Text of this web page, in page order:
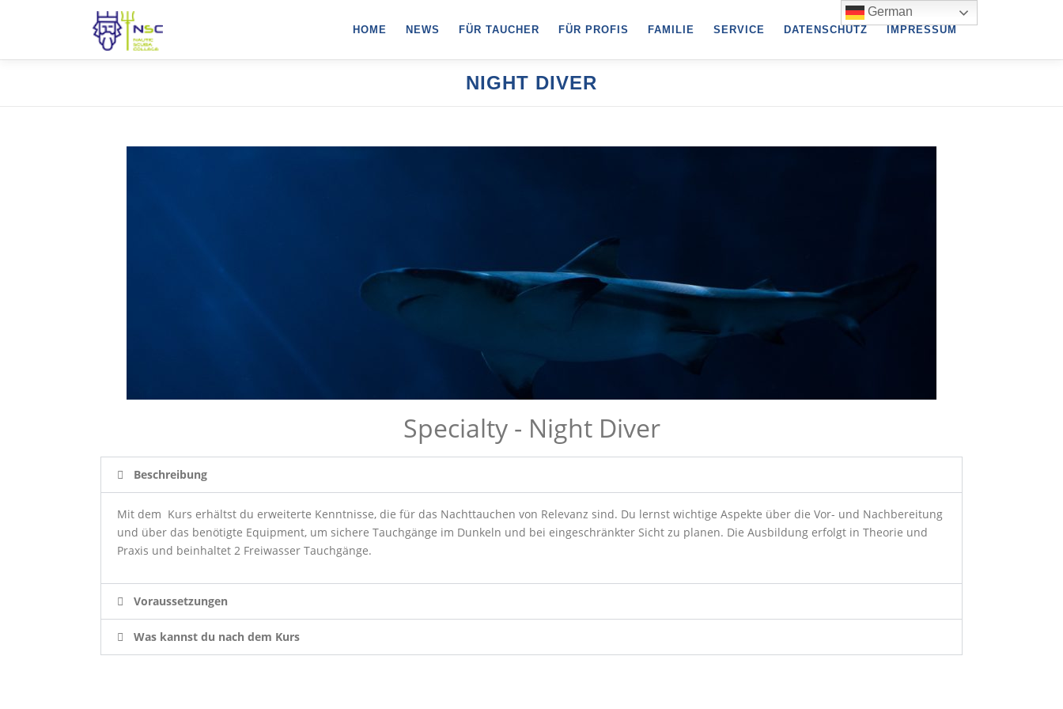
HOME NEWS FÜR TAUCHER FÜR PROFIS FAMILIE SERVICE DATENSCHUTZ IMPRESSUM
NIGHT DIVER
Specialty - Night Diver
Beschreibung
Mit dem Kurs erhältst du erweiterte Kenntnisse, die für das Nachttauchen von Relevanz sind. Du lernst wichtige Aspekte über die Vor- und Nachbereitung
und über das benötigte Equipment, um sichere Tauchgänge im Dunkeln und bei eingeschränkter Sicht zu planen. Die Ausbildung erfolgt in Theorie und
Praxis und beinhaltet 2 Freiwasser Tauchgänge.
Voraussetzungen
Was kannst du nach dem Kurs
German